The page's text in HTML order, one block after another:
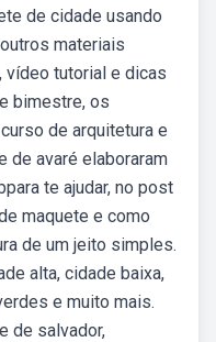
de cidade usando
materiais
vídeo tutorial e dicas
bimestre, os
de arquitetura e
de avaré elaboraram
te ajudar, no post
maquete e como
de um jeito simples.
alta, cidade baixa,
e muito mais.
de salvador,